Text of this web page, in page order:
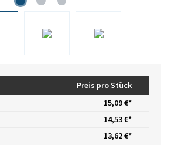
Preis pro Stück
15,09 €*
14,53 €*
13,62 €*